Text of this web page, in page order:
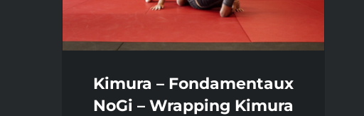
Kimura – Fondamentaux
NoGi – Wrapping Kimura